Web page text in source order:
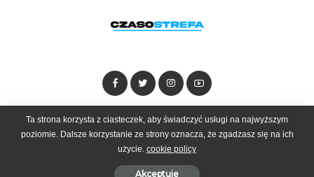
Dołącz do zespołu Kontakt Reklama
© 2025 Czasostrefa by Goobrand
Ta strona korzysta z ciasteczek, aby świadczyć usługi na najwyższym
poziomie. Dalsze korzystanie ze strony oznacza, że zgadzasz się na ich
użycie. cookie policy
Akceptuje